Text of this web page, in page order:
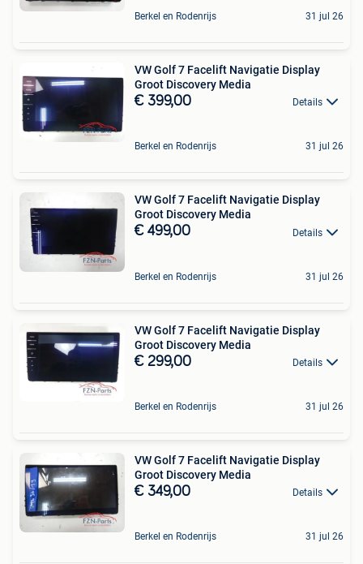
Berkel en Rodenrijs 31 jul 26
VW Golf 7 Facelift Navigatie Display
Groot Discovery Media
€ 399,00 Details
Berkel en Rodenrijs 31 jul 26
VW Golf 7 Facelift Navigatie Display
Groot Discovery Media
€ 499,00 Details
Berkel en Rodenrijs 31 jul 26
VW Golf 7 Facelift Navigatie Display
Groot Discovery Media
€ 299,00 Details
Berkel en Rodenrijs 31 jul 26
VW Golf 7 Facelift Navigatie Display
Groot Discovery Media
€ 349,00 Details
Berkel en Rodenrijs 31 jul 26